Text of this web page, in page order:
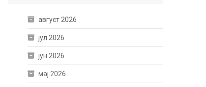
август 2026
јул 2026
јун 2026
мај 2026